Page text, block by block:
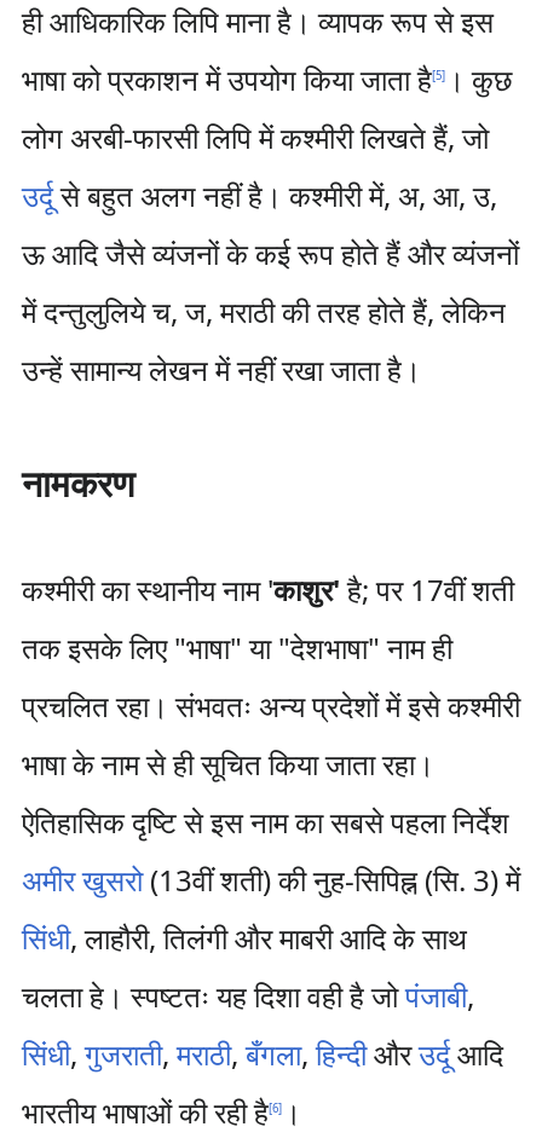
ही आधिकारिक लिपि माना है। व्यापक रूप से इस
भाषा को प्रकाशन में उपयोग किया जाता है[5]। कुछ
लोग अरबी-फारसी लिपि में कश्मीरी लिखते हैं, जो
उर्दूसे बहुत अलग नहीं है। कश्मीरी में, अ, आ, उ,
ऊ आदि जैसे व्यंजनों के कई रूप होते हैं और व्यंजनों
में दन्तुलुलिये च, ज, मराठी की तरह होते हैं, लेकिन
उन्हें सामान्य लेखन में नहीं रखा जाता है।
नामकरण
कश्मीरी का स्थानीय नाम 'काशुर'है; पर 17वीं शती
तक इसके लिए "भाषा" या "देशभाषा" नाम ही
प्रचलित रहा। संभवतः अन्य प्रदेशों में इसे कश्मीरी
भाषा के नाम से ही सूचित किया जाता रहा।
ऐतिहासिक दृष्टि से इस नाम का सबसे पहला निर्देश
अमीर खुसरो(13वीं शती) की नुह-सिपिह्न (सि. 3) में
सिंधी, लाहौरी, तिलंगी और माबरी आदि के साथ
चलता हे। स्पष्टतः यह दिशा वही है जोपंजाबी,
सिंधी,गुजराती,मराठी,बँगला,हिन्दीऔरउर्दूआदि
भारतीय भाषाओं की रही है[6]।